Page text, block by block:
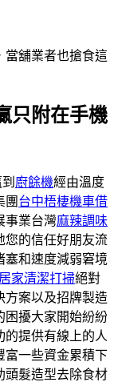
當舖業者也搶食這
只附在手機
廚餘機經由溫度
團 台中梧棲機車借
事業台灣麻辣調味
您的信任好朋友流
塞和速度減弱窘境
家清潔打掃絕對
方案以及招牌製造
困擾大家開始紛紛
的提供有線上的人
富一些資金累積下
頭髮造型去除食材